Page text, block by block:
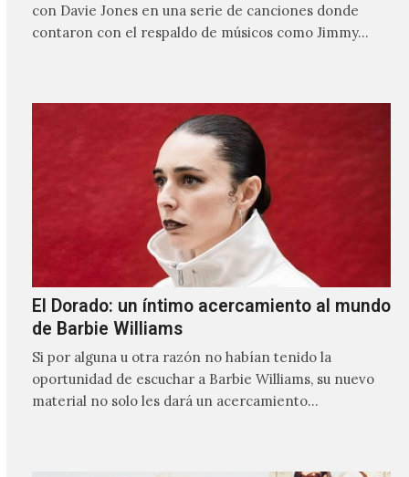
con Davie Jones en una serie de canciones donde
contaron con el respaldo de músicos como Jimmy…
El Dorado: un íntimo acercamiento al mundo
de Barbie Williams
Si por alguna u otra razón no habían tenido la
oportunidad de escuchar a Barbie Williams, su nuevo
material no solo les dará un acercamiento…